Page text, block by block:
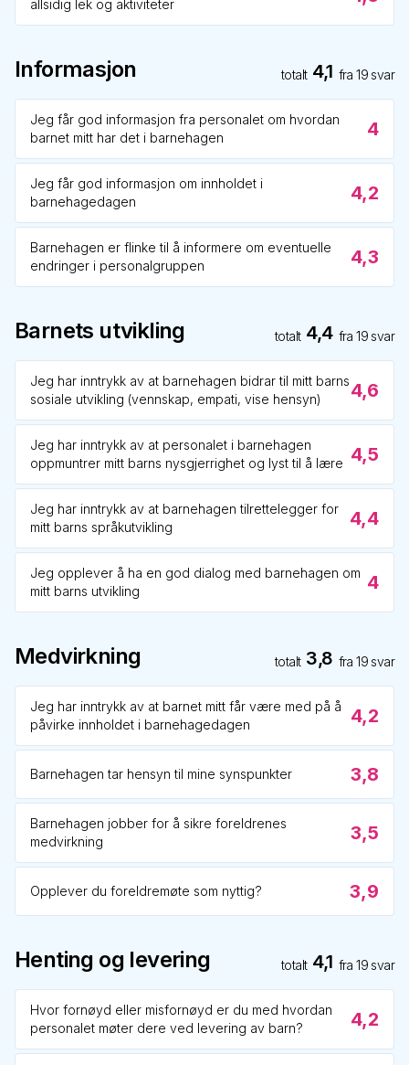
allsidig lek og aktiviteter
Informasjon totalt 4,1 fra19 svar
Jeg får god informasjon fra personalet om hvordan
barnet mitt har det i barnehagen
4
Jeg får god informasjon om innholdet i
barnehagedagen
4,2
Barnehagen er flinke til å informere om eventuelle
endringer i personalgruppen
4,3
Barnets utvikling totalt 4,4 fra19 svar
Jeg har inntrykk av at barnehagen bidrar til mitt barns
sosiale utvikling (vennskap, empati, vise hensyn)
4,6
Jeg har inntrykk av at personalet i barnehagen
oppmuntrer mitt barns nysgjerrighet og lyst til å lære 4,5
Jeg har inntrykk av at barnehagen tilrettelegger for
mitt barns språkutvikling
4,4
Jeg opplever å ha en god dialog med barnehagen om
mitt barns utvikling
4
Medvirkning totalt 3,8 fra19 svar
Jeg har inntrykk av at barnet mitt får være med på å
påvirke innholdet i barnehagedagen
4,2
Barnehagen tar hensyn til mine synspunkter 3,8
Barnehagen jobber for å sikre foreldrenes
medvirkning
3,5
Opplever du foreldremøte som nyttig? 3,9
Henting og levering totalt 4,1 fra19 svar
Hvor fornøyd eller misfornøyd er du med hvordan
personalet møter dere ved levering av barn?
4,2